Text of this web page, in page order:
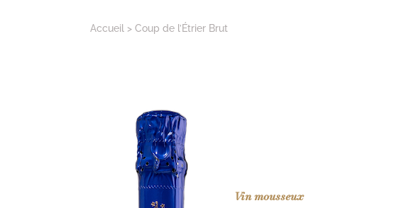
Accueil Coup de l’Étrier Brut
Vin mousseux